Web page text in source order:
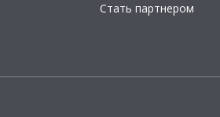
Стать партнером